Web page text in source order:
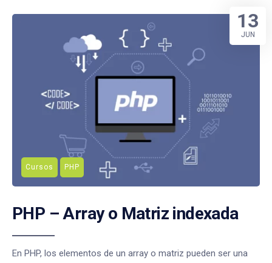
Cursos PHP
PHP – Array o Matriz indexada
En PHP, los elementos de un array o matriz pueden ser una
13
JUN